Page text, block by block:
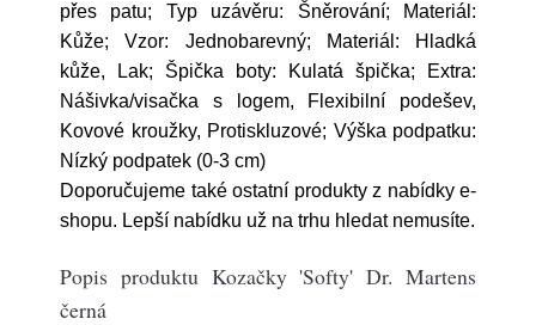
přes patu; Typ uzávěru: Šněrování; Materiál:
Kůže; Vzor: Jednobarevný; Materiál: Hladká
kůže, Lak; Špička boty: Kulatá špička; Extra:
Nášivka/visačka s logem, Flexibilní podešev,
Kovové kroužky, Protiskluzové; Výška podpatku:
Nízký podpatek (0-3 cm)
Doporučujeme také ostatní produkty z nabídky e-
shopu. Lepší nabídku už na trhu hledat nemusíte.
Popis produktu Kozačky 'Softy' Dr. Martens
černá